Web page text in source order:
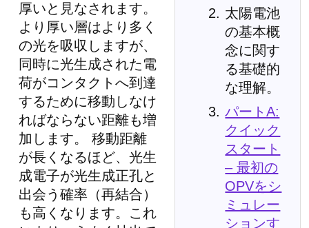
太陽電池
の基本概
念に関す
る基礎的
な理解。
パートA:
クイック
スタート
– 最初の
OPVをシ
ミュレー
ションす
厚いと見なされます。
より厚い層はより多く
の光を吸収しますが、
同時に光生成された電
荷がコンタクトへ到達
するために移動しなけ
ればならない距離も増
加します。 移動距離
が長くなるほど、光生
成電子が光生成正孔と
出会う確率（再結合）
も高くなります。これ